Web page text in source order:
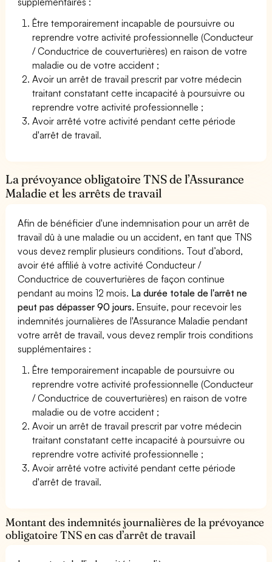
Être temporairement incapable de poursuivre ou
reprendre votre activité professionnelle (Conducteur
/ Conductrice de couverturières) en raison de votre
maladie ou de votre accident ;
Avoir un arrêt de travail prescrit par votre médecin
traitant constatant cette incapacité à poursuivre ou
reprendre votre activité professionnelle ;
Avoir arrêté votre activité pendant cette période
d'arrêt de travail.
La prévoyance obligatoire TNS de l’Assurance
Maladie et les arrêts de travail
Afin de bénéficier d'une indemnisation pour un arrêt de
travail dû à une maladie ou un accident, en tant que TNS
vous devez remplir plusieurs conditions. Tout d’abord,
avoir été affilié à votre activité Conducteur /
Conductrice de couverturières de façon continue
pendant au moins 12 mois. La durée totale de l'arrêt ne
peut pas dépasser 90 jours. Ensuite, pour recevoir les
indemnités journalières de l'Assurance Maladie pendant
votre arrêt de travail, vous devez remplir trois conditions
supplémentaires :
Être temporairement incapable de poursuivre ou
reprendre votre activité professionnelle (Conducteur
/ Conductrice de couverturières) en raison de votre
maladie ou de votre accident ;
Avoir un arrêt de travail prescrit par votre médecin
traitant constatant cette incapacité à poursuivre ou
reprendre votre activité professionnelle ;
Avoir arrêté votre activité pendant cette période
d'arrêt de travail.
Montant des indemnités journalières de la prévoyance
obligatoire TNS en cas d’arrêt de travail